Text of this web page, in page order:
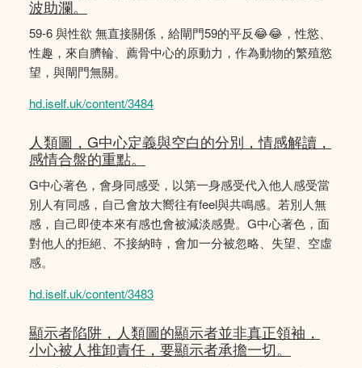
波助瀾。
59-6 與性欲 無直接關係，給閘門59的平反😂😂，性慾、
性趣，來自臍輪、薦骨中心的原動力，作為動物的繁殖慾
望，與閘門無關。
hd.iself.uk/content/3484
人類圖，G中心定義與空白的分別，情感解讀，
感情合盤的重點。
G中心著色，會身同感受，以第一身感受代入他人感受當
別人有同感，自己會放大嚮往有feel與共鳴感。若別人無
感，自己即使本來有感也會被減淡感覺。G中心著色，面
對他人的拒絕、不接納時，會加一分被忽略、失望、空虛
感。
hd.iself.uk/content/3483
顯示者陷阱，人類圖的顯示者並非真正領袖，
小心被人推卸責任，要顯示者承擔一切。